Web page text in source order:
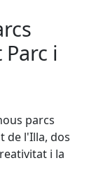
i
parcs
de l'Illa, dos
i la